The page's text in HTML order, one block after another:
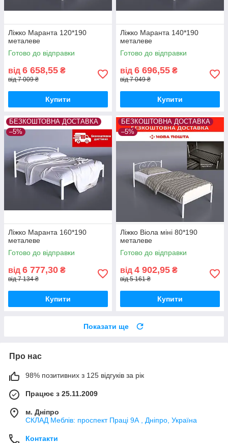
Ліжко Маранта 120*190
металеве
Готово до відправки
від 6 658,55 ₴
від 7 009 ₴
Купити
Ліжко Маранта 140*190
металеве
Готово до відправки
від 6 696,55 ₴
від 7 049 ₴
Купити
БЕЗКОШТОВНА ДОСТАВКА
–5%
Ліжко Маранта 160*190
металеве
Готово до відправки
від 6 777,30 ₴
від 7 134 ₴
Купити
БЕЗКОШТОВНА ДОСТАВКА
–5%
Ліжко Віола міні 80*190
металеве
Готово до відправки
від 4 902,95 ₴
від 5 161 ₴
Купити
Показати ще
Про нас
98% позитивних з 125 відгуків за рік
Працює з 25.11.2009
м. Дніпро
СКЛАД Меблів: проспект Праці 9А , Дніпро, Україна
Контакти